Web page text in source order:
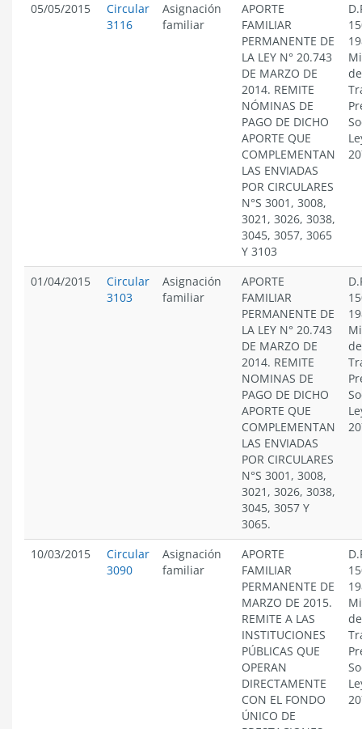
05/05/2015
Circular
3116
Asignación
familiar
APORTE
FAMILIAR
PERMANENTE DE
LA LEY N° 20.743
DE MARZO DE
2014. REMITE
NÓMINAS DE
PAGO DE DICHO
APORTE QUE
COMPLEMENTAN
LAS ENVIADAS
POR CIRCULARES
N°S 3001, 3008,
3021, 3026, 3038,
3045, 3057, 3065
Y 3103
01/04/2015
Circular
3103
Asignación
familiar
APORTE
FAMILIAR
PERMANENTE DE
LA LEY N° 20.743
DE MARZO DE
2014. REMITE
NOMINAS DE
PAGO DE DICHO
APORTE QUE
COMPLEMENTAN
LAS ENVIADAS
POR CIRCULARES
N°S 3001, 3008,
3021, 3026, 3038,
3045, 3057 Y
3065.
10/03/2015
Circular
3090
Asignación
familiar
APORTE
FAMILIAR
PERMANENTE DE
MARZO DE 2015.
REMITE A LAS
INSTITUCIONES
PÚBLICAS QUE
OPERAN
DIRECTAMENTE
CON EL FONDO
ÚNICO DE